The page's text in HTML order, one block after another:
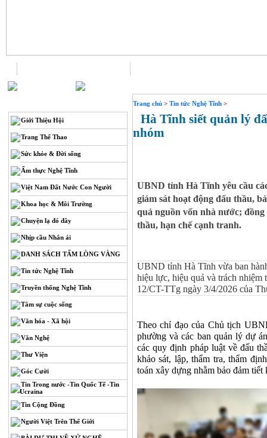
Giới Thiệu Hội
Trang Thể Thao
Sức khỏe & Đời sống
Ẩm thực Nghệ Tĩnh
Việt Nam Đất Nước Con Người
Khoa học & Môi Trường
Chuyện lạ đó đây
Nhịp cầu Nhân ái
DANH SÁCH TẤM LÒNG VÀNG
Tin tức Nghệ Tĩnh
Truyền thống Nghệ Tĩnh
Tâm sự cuộc sống
Văn hóa - Xã hội
Văn Nghệ
Thư Viện
Góc Cười
Tin Trong nước -Tin Quốc Tế -Tin
Ucraina
Tin Cộng Đồng
Người Việt Trên Thế Giới
Trang chủ > Tin tức Nghệ Tĩnh >
Hà Tĩnh siết quản lý
nhóm
UBND tỉnh Hà Tĩnh yêu cầu
giám sát hoạt động đấu thầu,
quả nguồn vốn nhà nước;
thầu, hạn chế cạnh tranh.
UBND tỉnh Hà Tĩnh vừa ban
hiệu lực, hiệu quả và trách nhiệm
12/CT-TTg ngày 3/4/2026 của
Theo chỉ đạo của Chủ tịch
phường và các ban quản lý dự
các quy định pháp luật về đấu
khảo sát, lập, thẩm tra, thẩm
toán xây dựng nhằm bảo đảm